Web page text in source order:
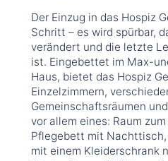
Der Einzug in das Hospiz
Schritt – es wird spürbar,
verändert und die letzte
ist. Eingebettet im Max-
Haus, bietet das Hospiz
Einzelzimmern,
Gemeinschaftsräumen
vor allem eines: Raum
Pflegebett mit
mit einem Kleiderschrank